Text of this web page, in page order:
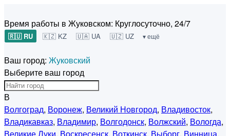
Время работы в Жуковском: Круглосуточно, 24/7
🇷🇺 RU 🇰🇿 KZ 🇺🇦 UA 🇺🇿 UZ ▾ ещё
Ваш город: Жуковский
Выберите ваш город
В
Волгоград, Воронеж, Великий Новгород, Владивосток,
Владикавказ, Владимир, Волгодонск, Волжский, Вологда,